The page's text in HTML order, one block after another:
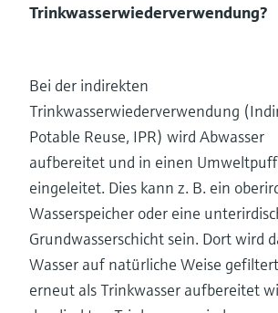
Trinkwasserwiederverwendung?
Bei der indirekten
Trinkwasserwiederverwendung
Potable Reuse, IPR) wird Abwasser
aufbereitet und in einen
eingeleitet. Dies kann z. B. ein
Wasserspeicher oder eine
Grundwasserschicht sein. Dort wird
Wasser auf natürliche Weise
erneut als Trinkwasser aufbereitet